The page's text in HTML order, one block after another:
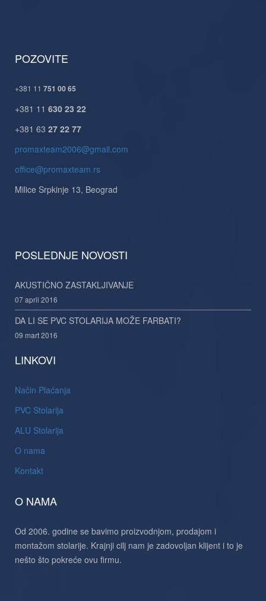
POZOVITE
+381 11 751 00 65
+381 11 630 23 22
+381 63 27 22 77
promaxteam2006@gmail.com
office@promaxteam.rs
Milice Srpkinje 13, Beograd
POSLEDNJE NOVOSTI
AKUSTIČNO ZASTAKLJIVANJE
07 april 2016
DA LI SE PVC STOLARIJA MOŽE FARBATI?
09 mart 2016
LINKOVI
Način Plaćanja
PVC Stolarija
ALU Stolarija
O nama
Kontakt
O NAMA
Od 2006. godine se bavimo proizvodnjom, prodajom i
montažom stolarije. Krajnji cilj nam je zadovoljan klijent i to je
nešto što pokreće ovu firmu.